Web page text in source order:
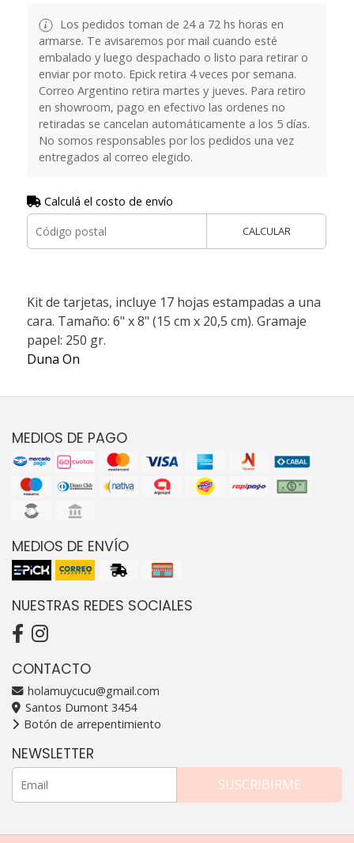
Los pedidos toman de 24 a 72 hs horas en
armarse. Te avisaremos por mail cuando esté
embalado y luego despachado o listo para retirar o
enviar por moto. Epick retira 4 veces por semana.
Correo Argentino retira martes y jueves. Para retiro
en showroom, pago en efectivo las ordenes no
retiradas se cancelan automáticamente a los 5 días.
No somos responsables por los pedidos una vez
entregados al correo elegido.
Calculá el costo de envío
CALCULAR
Kit de tarjetas, incluye 17 hojas estampadas a una
cara. Tamaño: 6" x 8" (15 cm x 20,5 cm). Gramaje
papel: 250 gr.
Duna On
MEDIOS DE PAGO
MEDIOS DE ENVÍO
NUESTRAS REDES SOCIALES
CONTACTO
holamuycucu@gmail.com
Santos Dumont 3454
Botón de arrepentimiento
NEWSLETTER
SUSCRIBIRME